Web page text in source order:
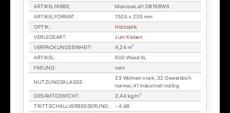
AR­TI­KEL­FAR­BE:
Moscow­Loft DB198W6
AR­TI­KEL­FOR­MAT:
1505 x 235 mm
OP­TIK:
Holz­op­tik
VER­LE­GE­ART:
zum Kle­ben
VER­PA­CKUNGS­EIN­HEIT:
4,24 m²
AR­TI­KEL:
600 Wood XL
FA­SUNG: nein
NUT­ZUNGS­KLAS­SE:
23 Woh­nen stark, 32 Ge­werb­lich
nor­mal, 41 In­dus­tri­ell mä­ßig
GE­SAMT­GE­WICHT:
3,44 kg/m²
TRITT­SCHALL­VER­BES­SE­RUNG:
- 4 dB